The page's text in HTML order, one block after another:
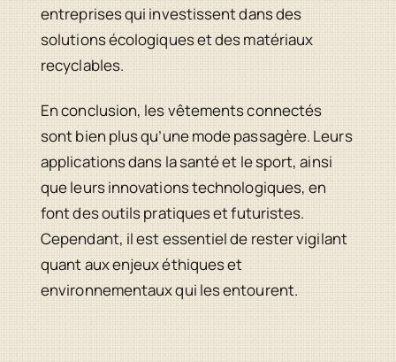
entreprises qui investissent dans des
solutions écologiques et des matériaux
recyclables.
En conclusion, les vêtements connectés
sont bien plus qu’une mode passagère. Leurs
applications dans la santé et le sport, ainsi
que leurs innovations technologiques, en
font des outils pratiques et futuristes.
Cependant, il est essentiel de rester vigilant
quant aux enjeux éthiques et
environnementaux qui les entourent.